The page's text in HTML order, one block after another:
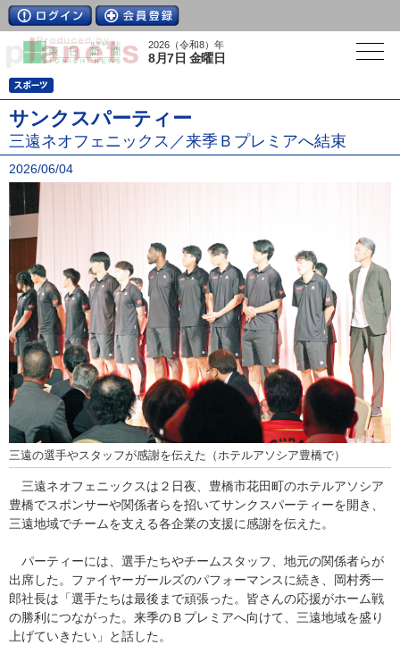
2026（令和8）年
8月7日 金曜日
サンクスパーティー
三遠ネオフェニックス／来季Ｂプレミアへ結束
2026/06/04
三遠の選手やスタッフが感謝を伝えた（ホテルアソシア豊橋で）
三遠ネオフェニックスは２日夜、豊橋市花田町のホテルアソシア
豊橋でスポンサーや関係者らを招いてサンクスパーティーを開き、
三遠地域でチームを支える各企業の支援に感謝を伝えた。
パーティーには、選手たちやチームスタッフ、地元の関係者らが
出席した。ファイヤーガールズのパフォーマンスに続き、岡村秀一
郎社長は「選手たちは最後まで頑張った。皆さんの応援がホーム戦
の勝利につながった。来季のＢプレミアへ向けて、三遠地域を盛り
上げていきたい」と話した。